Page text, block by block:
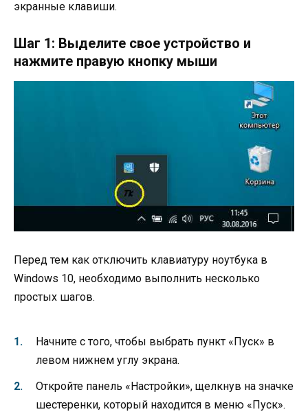
экранные клавиши.
Шаг 1: Выделите свое устройство и
нажмите правую кнопку мыши
Перед тем как отключить клавиатуру ноутбука в
Windows 10, необходимо выполнить несколько
простых шагов.
Начните с того, чтобы выбрать пункт «Пуск» в
левом нижнем углу экрана.
Откройте панель «Настройки», щелкнув на значке
шестеренки, который находится в меню «Пуск».